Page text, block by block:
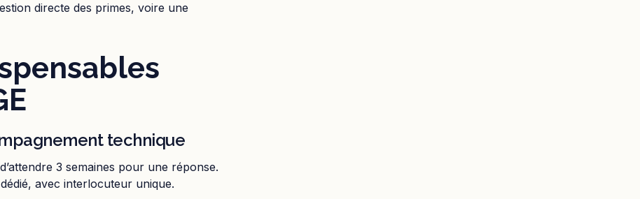
directe des primes, voire une
technique
3 semaines pour une réponse.
avec interlocuteur unique.